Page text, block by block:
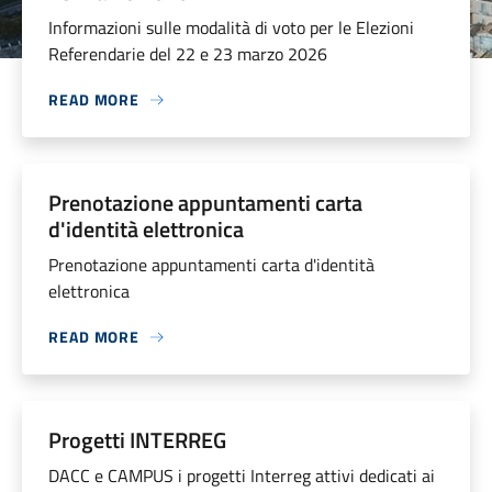
Informazioni sulle modalità di voto per le Elezioni
Referendarie del 22 e 23 marzo 2026
READ MORE
Prenotazione appuntamenti carta
d'identità elettronica
Prenotazione appuntamenti carta d'identità
elettronica
READ MORE
Progetti INTERREG
DACC e CAMPUS i progetti Interreg attivi dedicati ai